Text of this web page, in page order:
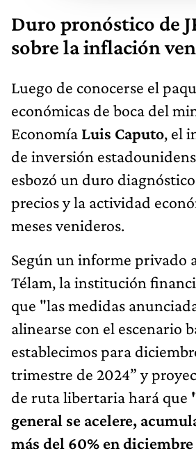
Duro pronóstico de
sobre la inflación
Luego de conocerse el
económicas de boca del
Economía Luis Caputo, el
de inversión
esbozó un duro
precios y la actividad
meses venideros.
Según un informe privado
Télam, la institución
que "las medidas
alinearse con el escenario
establecimos para
trimestre de 2024” y
de ruta libertaria hará que
general se acelere,
más del 60% en